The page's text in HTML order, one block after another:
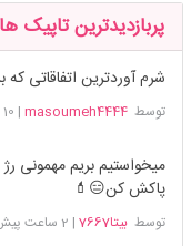
پربازدیدترین تاپیک
شرم آوردترین اتفاقاتی که براتون
توسطmasoumeh4444
| 10 ساعت پیش
میخواستیم بریم مهمونی
پاکش کن😑💄
توسطبیتا7667 | 2 ساعت پیش